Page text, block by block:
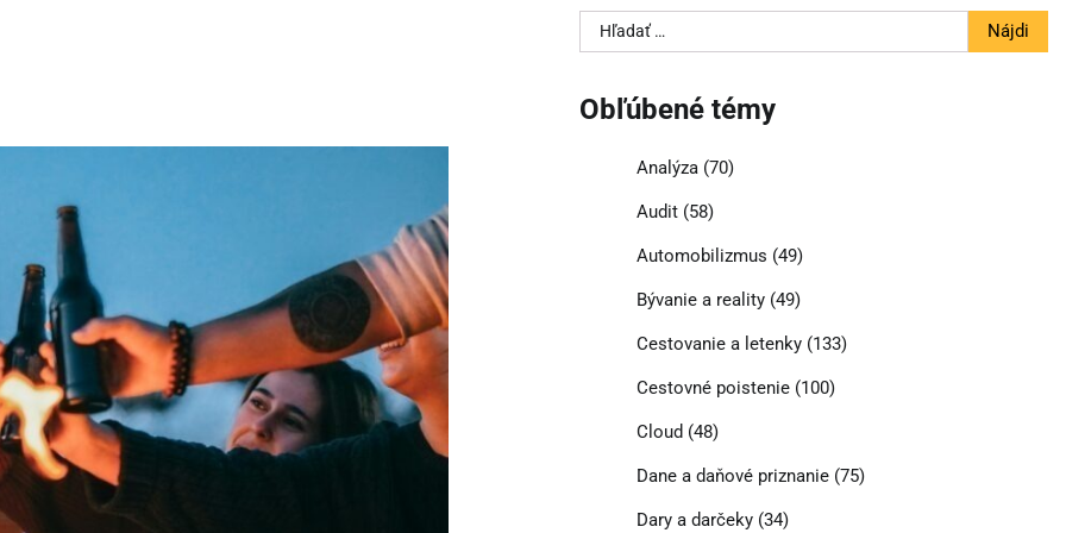
Hľadať:
Obľúbené témy
Analýza(70)
Audit(58)
Automobilizmus (49)
Bývanie a reality(49)
Cestovanie a letenky(133)
Cestovné poistenie(100)
Cloud (48)
Dane a daňové priznanie(75)
Dary a darčeky(34)